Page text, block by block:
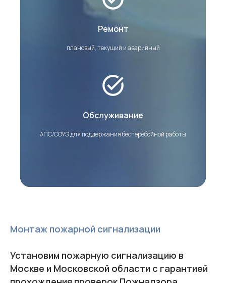
Ремонт
плановый, текущий и аварийный
Обслуживание
АПС/СОУЭ для поддержания бесперебойной работы
Монтаж пожарной сигнализации
Установим пожарную сигнализацию в
Москве и Московской области с гарантией